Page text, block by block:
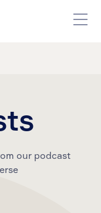
our podcast